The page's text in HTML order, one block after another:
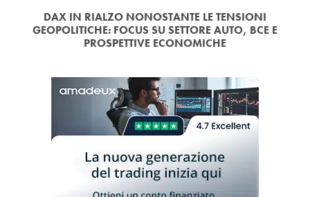
DAX IN RIALZO NONOSTANTE LE TENSIONI
GEOPOLITICHE: FOCUS SU SETTORE AUTO, BCE E
PROSPETTIVE ECONOMICHE